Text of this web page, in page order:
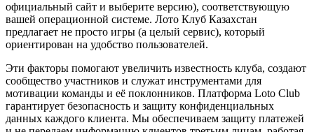
официальный сайт и выберите версию), соответствующую
вашей операционной системе. Лото Клуб Казахстан
предлагает не просто игры (а целый сервис), который
ориентирован на удобство пользователей.
Эти факторы помогают увеличить известность клуба, создают
сообщество участников и служат инструментами для
мотивации команды и её поклонников. Платформа Loto Club
гарантирует безопасность и защиту конфиденциальных
данных каждого клиента. Мы обеспечиваем защиту платежей